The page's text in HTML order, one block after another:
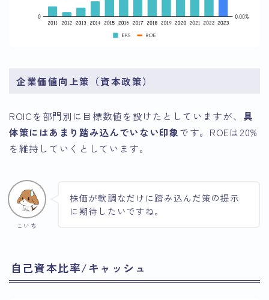
企業価値向上策（資本政策）
ROICを部門別に目標数値を設けたとしていますが、 具
体策にはあまり踏み込んでいない印象です。ROEは20%
を維持していくとしています。
こいち
株価が軟調なだけに踏み込んだ策の提示
に期待したいですね。
自己資本比率/キャッシュ